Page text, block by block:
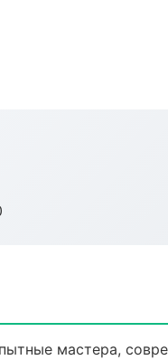
мастера,